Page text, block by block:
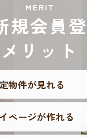
MERIT
規会員
メリット
物件が見れる
ページが作れる